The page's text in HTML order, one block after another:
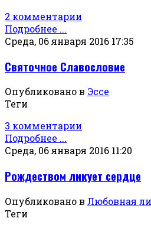
2 комментарии
Подробнее ...
Среда, 06 января 2016 17:35
Святочное Славословие
Опубликовано в Эссе
Теги
3 комментарии
Подробнее ...
Среда, 06 января 2016 11:20
Рождеством ликует сердце
Опубликовано в Любовная
Теги